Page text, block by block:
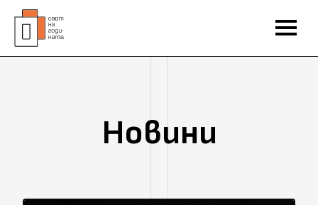
Новини